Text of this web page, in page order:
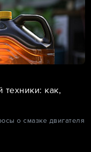
как,
о смазке двигателя